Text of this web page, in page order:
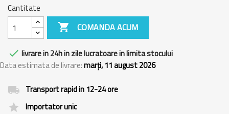
Cantitate
 COMANDA ACUM
 livrare in 24h in zile lucratoare in limita stocului
Data estimata de livrare:marți, 11 august 2026
local_shipping Transport rapid in 12-24 ore
grade Importator unic